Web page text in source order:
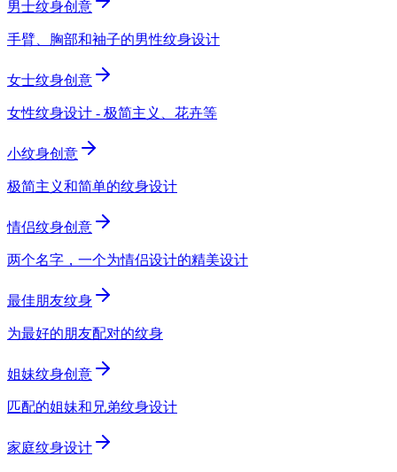
男士纹身创意
手臂、胸部和袖子的男性纹身设计
女士纹身创意
女性纹身设计 - 极简主义、花卉等
小纹身创意
极简主义和简单的纹身设计
情侣纹身创意
两个名字，一个为情侣设计的精美设计
最佳朋友纹身
为最好的朋友配对的纹身
姐妹纹身创意
匹配的姐妹和兄弟纹身设计
家庭纹身设计